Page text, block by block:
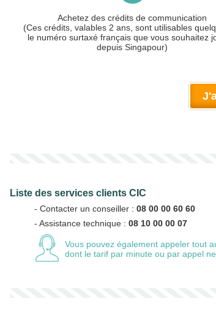
Achetez des crédits de communication
(Ces crédits, valables 2 ans, sont utilisables
le numéro surtaxé français que vous souhaitez
depuis Singapour)
Vos crédits
Liste des services clients CIC
- Contacter un conseiller : 08 00 00 60 60
- Assistance technique : 08 10 00 00 07
Vous pouvez également appeler tout
dont le tarif par minute ou par appel